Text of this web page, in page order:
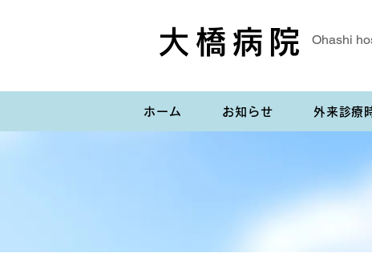
大橋病院 Ohashi
ホーム お知らせ 外来診療